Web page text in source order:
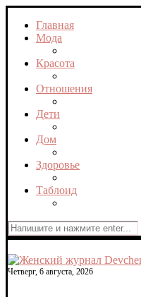
Главная
Мода
Красота
Отношения
Дети
Дом
Здоровье
Таблоид
Четверг, 6 августа, 2026